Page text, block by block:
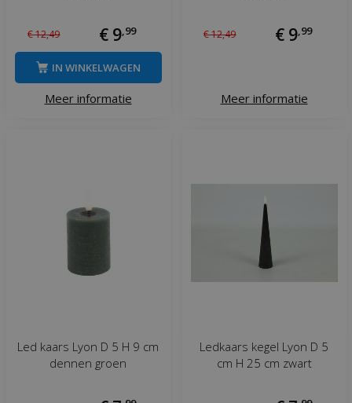
€12,49 € 9, 99
Meer informatie
IN WINKELWAGEN
€12,49 € 9, 99
Meer informatie
Led kaars Lyon D 5 H 9 cm
dennen groen
Ledkaars kegel Lyon D 5
cm H 25 cm zwart